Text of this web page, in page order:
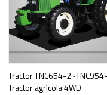
Tractor TNC654-
Tractor agrícola 4WD